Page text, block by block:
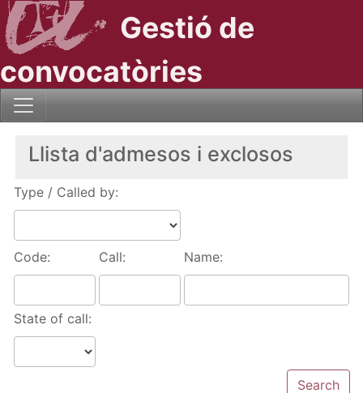
Gestió de
convocatòries
Llista d'admesos i exclosos
Type / Called by:
Code: Call: Name:
State of call: